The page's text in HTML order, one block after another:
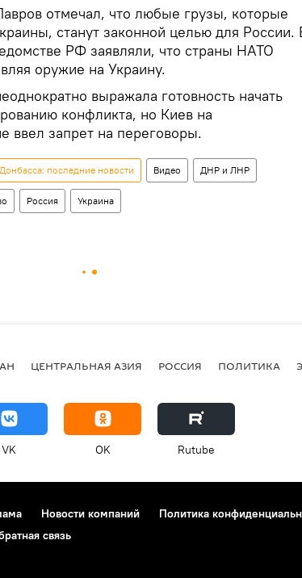
отмечал, что любые грузы, которые
станут законной целью для России.
РФ заявляли, что страны НАТО
оружие на Украину.
выражала готовность начать
конфликта, но Киев на
ввел запрет на переговоры.
последние новости Видео ДНР и ЛНР
Россия Украина
ЦЕНТРАЛЬНАЯ АЗИЯ РОССИЯ ПОЛИТИКА
VK OK Rutube
Новости компаний Политика
связь